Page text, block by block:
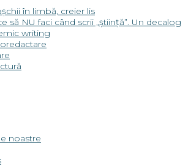
în limbă, creier lis
să NU faci când scrii „știință”. Un decalog
writing
noastre